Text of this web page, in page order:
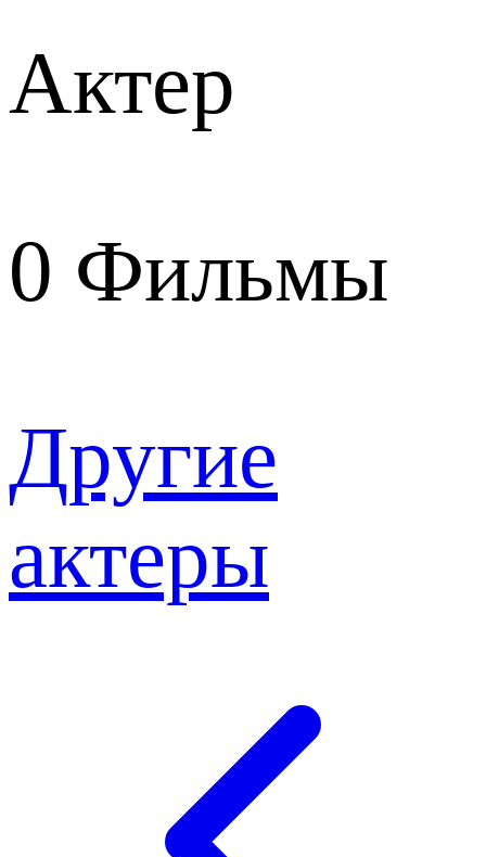
Актер
0 Фильмы
Другие
актеры